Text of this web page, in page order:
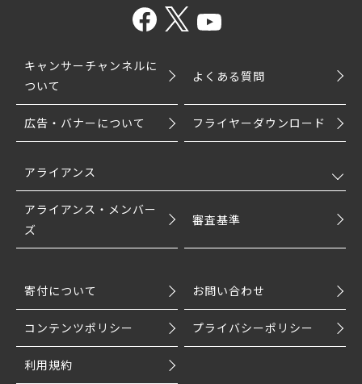
キャンサーチャンネルに
ついて
よくある質問
広告・バナーについて フライヤーダウンロード
アライアンス
アライアンス・メンバー
ズ
審査基準
寄付について お問い合わせ
コンテンツポリシー プライバシーポリシー
利用規約